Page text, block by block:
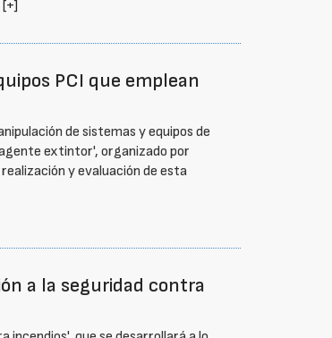
[+]
PCI que emplean
de sistemas y equipos de
extintor', organizado por
y evaluación de esta
a la seguridad contra